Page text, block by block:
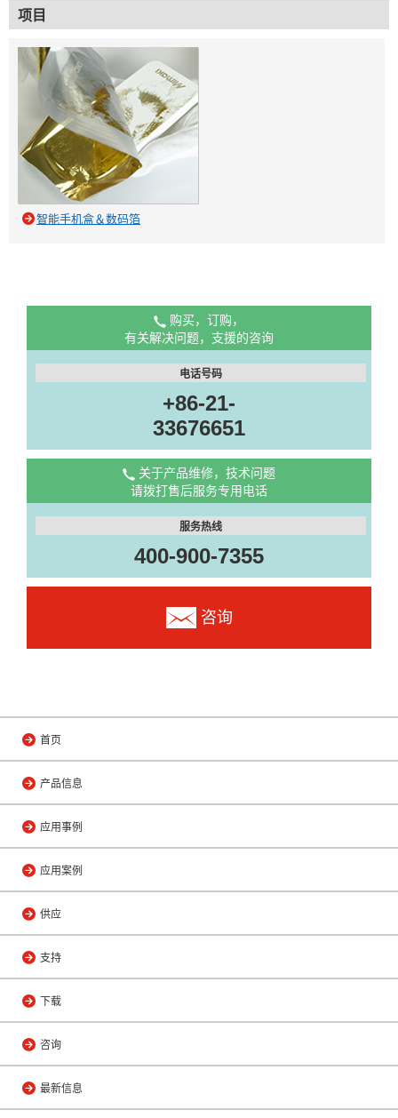
项目
智能手机盒＆数码箔
购买，订购，
有关解决问题，支援的咨询
电话号码
+86-21-
33676651
关于产品维修，技术问题
请拨打售后服务专用电话
服务热线
400-900-7355
咨询
首页
产品信息
应用事例
应用案例
供应
支持
下载
咨询
最新信息